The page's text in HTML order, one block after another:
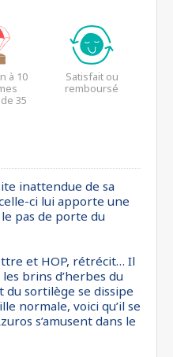
à 10
35
Satisfait ou
remboursé
inattendue de sa
ci lui apporte une
pas de porte du
et HOP, rétrécit… Il
brins d’herbes du
du sortilège se dissipe
normale, voici qu’il se
s’amusent dans le